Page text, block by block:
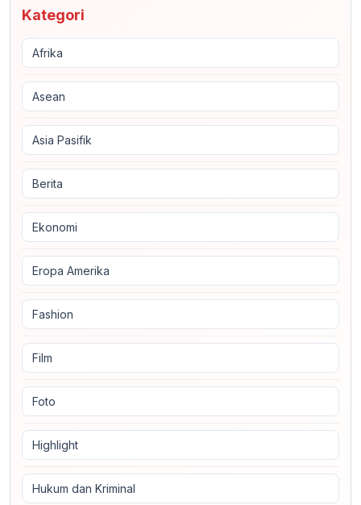
Kategori
Afrika
Asean
Asia Pasifik
Berita
Ekonomi
Eropa Amerika
Fashion
Film
Foto
Highlight
Hukum dan Kriminal